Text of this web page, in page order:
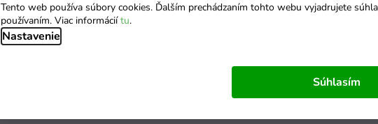
Tento web používa súbory cookies. Ďalším prechádzaním tohto webu vyjadrujete
používaním. Viac informáciítu.
Nastavenie
Súhlasím